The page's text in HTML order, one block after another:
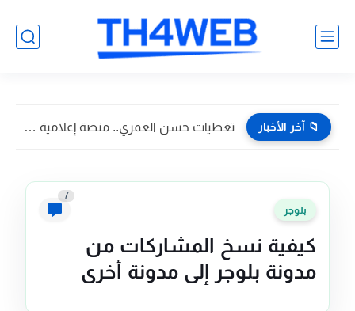
📁 آخر الأخبار تغطيات حسن العمري.. منصة إعلامية تسويقية تواكب أبرز فعاليات وأخبار...
بلوجر
7
كيفية نسخ المشاركات من
مدونة بلوجر إلى مدونة أخرى